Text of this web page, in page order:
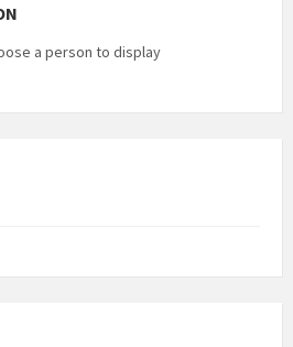
a person to display